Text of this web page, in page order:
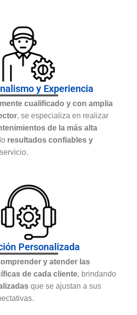
y Experiencia
cualificado y con amplia
, se especializa en realizar
de la más alta
resultados confiables y
Personalizada
y atender las
de cada cliente, brindando
que se ajustan a sus